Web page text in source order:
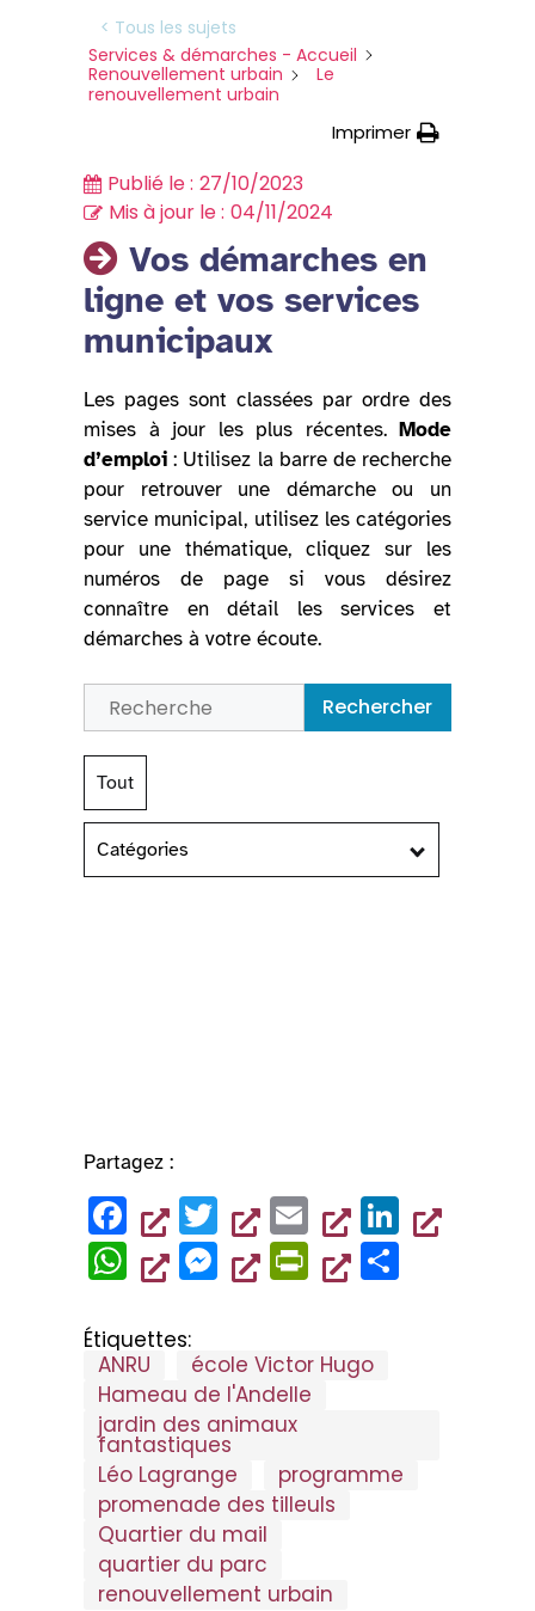
< Tous les sujets
Services & démarches - Accueil
Renouvellement urbain
Le
renouvellement urbain
Imprimer
Publié le : 27/10/2023
Mis à jour le : 04/11/2024
Vos démarches en
ligne et vos services
municipaux
Les pages sont classées par ordre des
mises à jour les plus récentes. Mode
d’emploi : Utilisez la barre de recherche
pour retrouver une démarche ou un
service municipal, utilisez les catégories
pour une thématique, cliquez sur les
numéros de page si vous désirez
connaître en détail les services et
démarches à votre écoute.
Rechercher
Tout
Catégories
Partagez :
F
a
c
e
b
o
o
k
T
wi
tt
E
m
ai
Li
n
W
h
at
s
A
p
p
M
es
n
g
er
Pr
in
ri
e
dl
y
Étiquettes:
ANRU
école Victor Hugo
Hameau de l'Andelle
jardin des animaux
fantastiques
Léo Lagrange
programme
promenade des tilleuls
Quartier du mail
quartier du parc
renouvellement urbain